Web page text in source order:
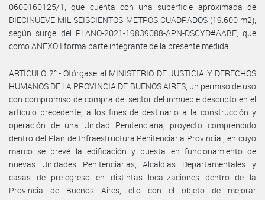
0600160125/1, que cuenta con una superficie aproximada de
DIECINUEVE MIL SEISCIENTOS METROS CUADRADOS (19.600 m2),
según surge del PLANO-2021-19839088-APN-DSCYD#AABE, que
como ANEXO I forma parte integrante de la presente medida.
ARTÍCULO 2°.- Otórgase al MINISTERIO DE JUSTICIA Y DERECHOS
HUMANOS DE LA PROVINCIA DE BUENOS AIRES, un permiso de uso
con compromiso de compra del sector del inmueble descripto en el
artículo precedente, a los fines de destinarlo a la construcción y
operación de una Unidad Penitenciaria, proyecto comprendido
dentro del Plan de Infraestructura Penitenciaria Provincial, en cuyo
marco se prevé la edificación y puesta en funcionamiento de
nuevas Unidades Penitenciarias, Alcaldías Departamentales y
casas de pre-egreso en distintas localizaciones dentro de la
Provincia de Buenos Aires, ello con el objeto de mejorar